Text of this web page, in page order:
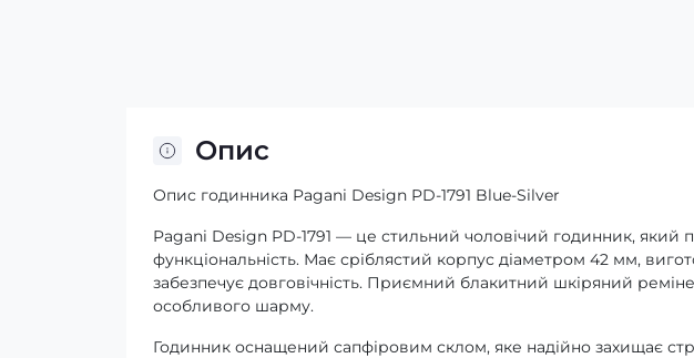
Опис
Опис годинника Pagani Design PD-1791 Blue-Silver
Pagani Design PD-1791 — це стильний чоловічий годинник, який
функціональність. Має сріблястий корпус діаметром 42 мм,
забезпечує довговічність. Приємний блакитний шкіряний
особливого шарму.
Годинник оснащений сапфіровим склом, яке надійно захищає